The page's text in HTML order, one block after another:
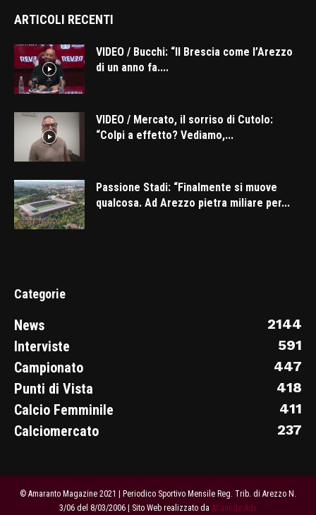
ARTICOLI RECENTI
VIDEO / Bucchi: “Il Brescia come l’Arezzo
di un anno fa....
VIDEO / Mercato, il sorriso di Cutolo:
“Colpi a effetto? Vediamo,...
Passione Stadi: “Finalmente si muove
qualcosa. Ad Arezzo pietra miliare per...
Categorie
News
2144
Interviste
591
Campionato
447
Punti di Vista
418
Calcio Femminile
411
Calciomercato
237
© Amaranto Magazine 2021 | Periodico Sportivo Mensile Reg. Trib. di Arezzo N.
3/06 del 8/03/2006 | Sito Web realizzato da Atlantide Adv